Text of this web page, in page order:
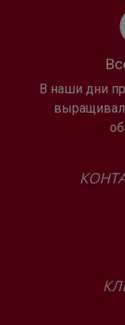
Piemērots arī
Papildus kafijas
funkciju ar
melnajai, baltajai,
Vienkārša apkope
nepieciešama
skalošanu var
Dzērienu skaits: 12
В наши дни
выращивал